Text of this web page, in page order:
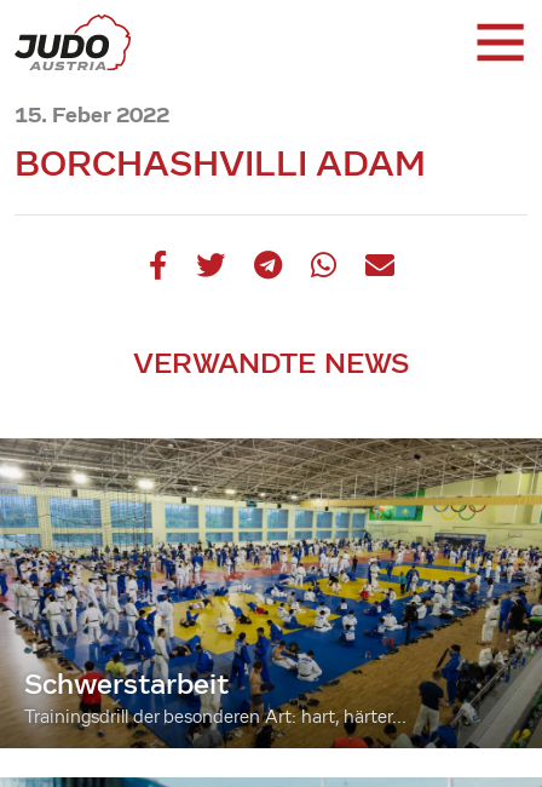
15. Feber 2022
BORCHASHVILLI ADAM
VERWANDTE NEWS
Schwerstarbeit
Trainingsdrill der besonderen Art: hart, härter...